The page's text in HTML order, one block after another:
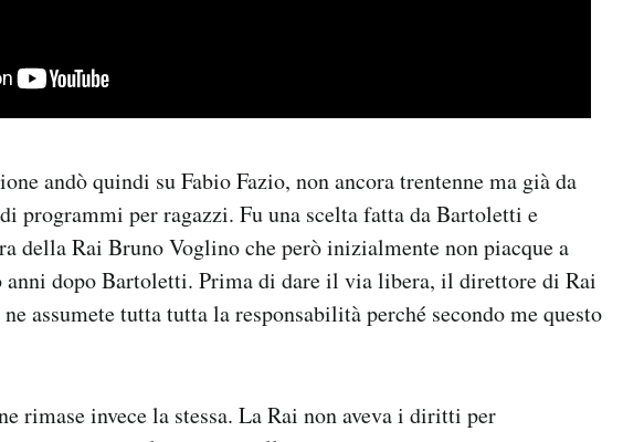
andò quindi su Fabio Fazio, non ancora trentenne ma già da
programmi per ragazzi. Fu una scelta fatta da Bartoletti e
della Rai Bruno Voglino che però inizialmente non piacque a
dopo Bartoletti. Prima di dare il via libera, il direttore di Rai
assumete tutta tutta la responsabilità perché secondo me questo
rimase invece la stessa. La Rai non aveva i diritti per